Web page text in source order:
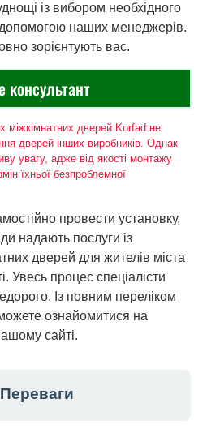
із вибором необхідного
допомогою наших менеджерів.
зорієнтують вас.
консультант
міжкімнатних дверей Korfad не
дверей інших виробників. Однак
увагу, адже від якості монтажу
їхньої безпроблемної
провести установку,
надають послуги із
дверей для жителів міста
Увесь процес спеціалісти
Із повним переліком
ознайомитися на
сайті.
Переваги